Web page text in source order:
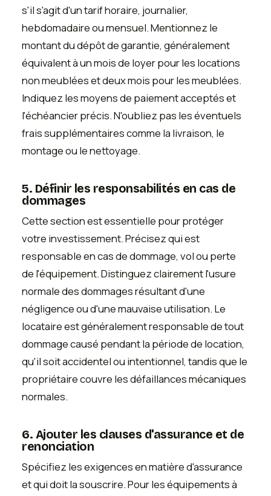
s'il s'agit d'un tarif horaire, journalier,
hebdomadaire ou mensuel. Mentionnez le
montant du dépôt de garantie, généralement
équivalent à un mois de loyer pour les locations
non meublées et deux mois pour les meublées.
Indiquez les moyens de paiement acceptés et
l'échéancier précis. N'oubliez pas les éventuels
frais supplémentaires comme la livraison, le
montage ou le nettoyage.
5. Définir les responsabilités en cas de
dommages
Cette section est essentielle pour protéger
votre investissement. Précisez qui est
responsable en cas de dommage, vol ou perte
de l'équipement. Distinguez clairement l'usure
normale des dommages résultant d'une
négligence ou d'une mauvaise utilisation. Le
locataire est généralement responsable de tout
dommage causé pendant la période de location,
qu'il soit accidentel ou intentionnel, tandis que le
propriétaire couvre les défaillances mécaniques
normales.
6. Ajouter les clauses d'assurance et de
renonciation
Spécifiez les exigences en matière d'assurance
et qui doit la souscrire. Pour les équipements à